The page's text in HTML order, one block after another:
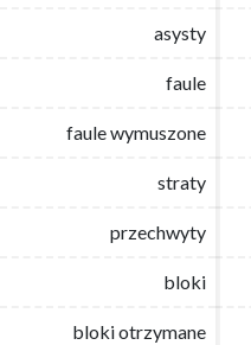
asysty
faule
faule wymuszone
straty
przechwyty
bloki
bloki otrzymane
asysty
faule
faule wymuszone
straty
przechwyty
bloki
bloki otrzymane